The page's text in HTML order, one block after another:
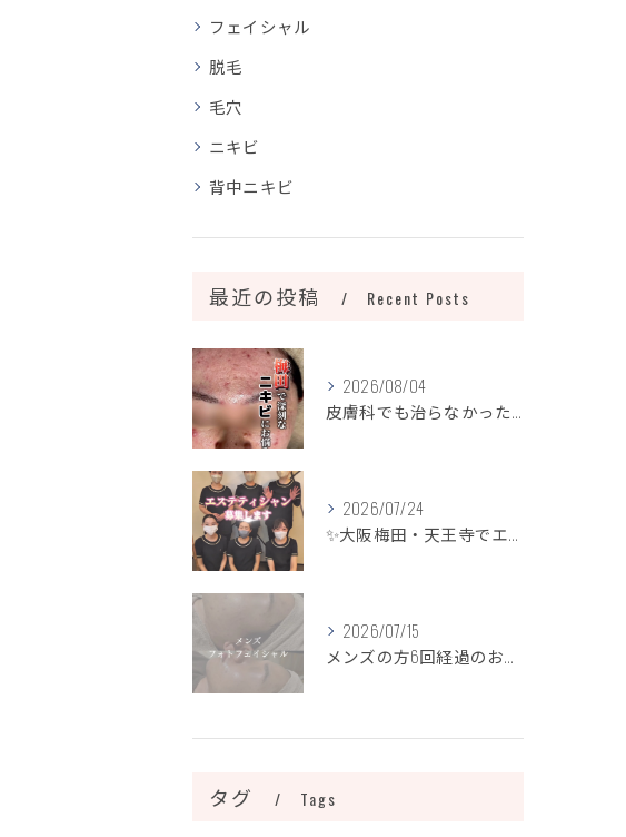
フェイシャル
脱毛
毛穴
ニキビ
背中ニキビ
最近の投稿 Recent Posts
2026/08/04
皮膚科でも治らなかったニキビ、諦めるのはまだ早いです！
2026/07/24
✨大阪梅田・天王寺でエステティシャン募集✨
2026/07/15
メンズの方6回経過のお写真になります📷✨
タグ Tags